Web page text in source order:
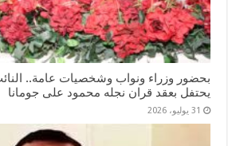
بحضور وزراء ونواب وشخصيات عامة..
يحتفل بعقد قران نجله محمود على جومانا
31 يوليو، 2026